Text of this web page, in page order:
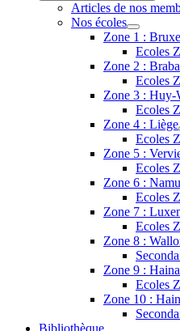
Articles de nos
Nos écoles
Zone 1 :
Ecoles
Zone 2 :
Ecoles
Zone 3 : Huy-
Ecoles
Zone 4 : Liège
Ecoles
Zone 5 :
Ecoles
Zone 6 :
Ecoles
Zone 7 :
Ecoles
Zone 8 :
Zone 9 :
Ecoles
Zone 10 :
Bibliothèque